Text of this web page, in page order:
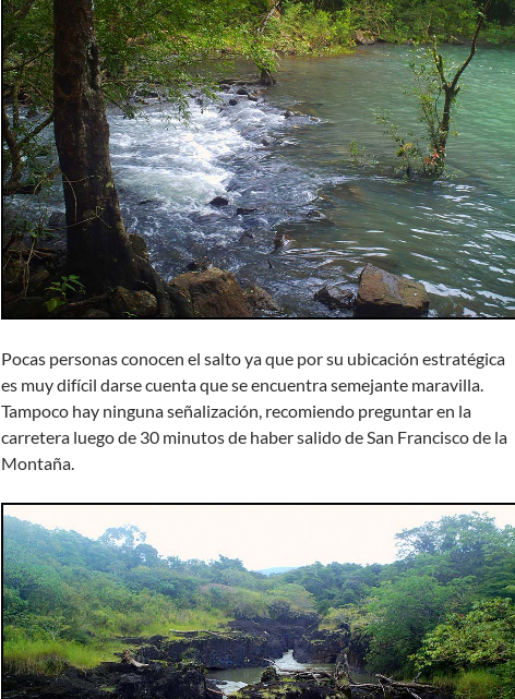
Pocas personas conocen el salto ya que por su ubicación estratégica
es muy difícil darse cuenta que se encuentra semejante maravilla.
Tampoco hay ninguna señalización, recomiendo preguntar en la
carretera luego de 30 minutos de haber salido de San Francisco de la
Montaña.